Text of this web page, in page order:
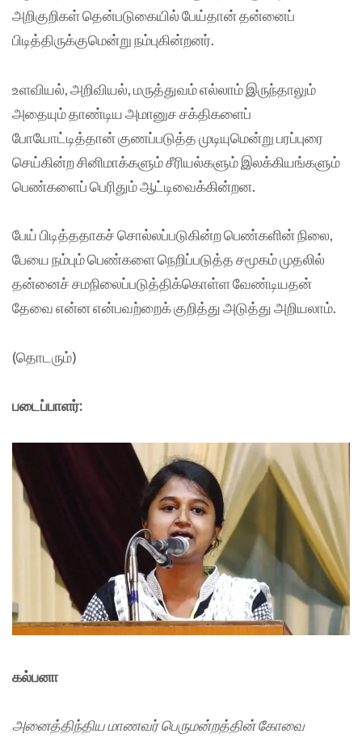
அறிகுறிகள் தென்படுகையில் பேய்தான் தன்னைப்
பிடித்திருக்குமென்று நம்புகின்றனர்.
உளவியல், அறிவியல், மருத்துவம் எல்லாம் இருந்தாலும்
அதையும் தாண்டிய அமானுச சக்திகளைப்
போயோட்டித்தான் குணப்படுத்த முடியுமென்று பரப்புரை
செய்கின்ற சினிமாக்களும் சீரியல்களும் இலக்கியங்களும்
பெண்களைப் பெரிதும் ஆட்டிவைக்கின்றன.
பேய் பிடித்ததாகச் சொல்லப்படுகின்ற பெண்களின் நிலை,
பேயை நம்பும் பெண்களை நெறிப்படுத்த சமூகம் முதலில்
தன்னைச் சமநிலைப்படுத்திக்கொள்ள வேண்டியதன்
தேவை என்ன என்பவற்றைக் குறித்து அடுத்து அறியலாம்.
(தொடரும்)
படைப்பாளர்:
கல்பனா
அனைத்திந்திய மாணவர் பெருமன்றத்தின் கோவை